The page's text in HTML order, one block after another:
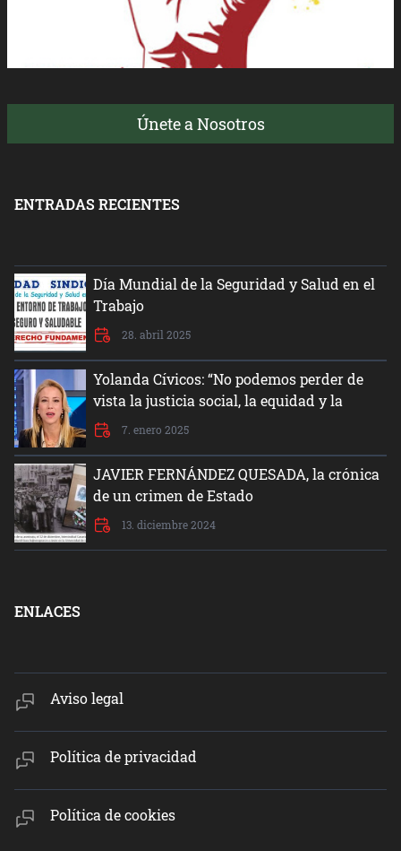
Únete a Nosotros
ENTRADAS RECIENTES
Día Mundial de la Seguridad y Salud en el
Trabajo
28. abril 2025
Yolanda Cívicos: “No podemos perder de
vista la justicia social, la equidad y la
dignidad del ser humano”
7. enero 2025
JAVIER FERNÁNDEZ QUESADA, la crónica
de un crimen de Estado
13. diciembre 2024
ENLACES
Aviso legal
Política de privacidad
Política de cookies